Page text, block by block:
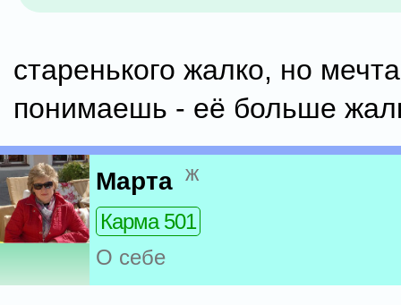
старенького жалко, но
понимаешь - её больше
Марта ж
Карма 501
О себе